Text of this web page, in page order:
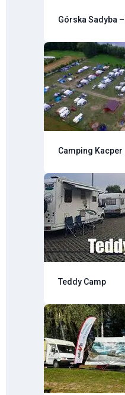
Górska Sadyba
Camping Kacper
Teddy Camp